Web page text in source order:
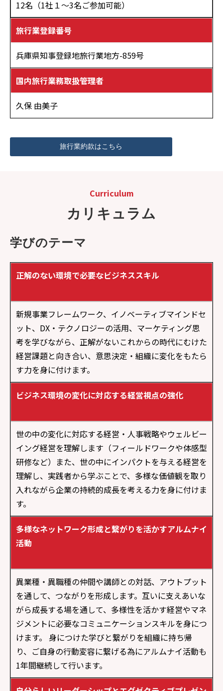
12名（1社１～3名ご参加可能）
旅行業登録番号
兵庫県知事登録地旅行業地方-859号
国内旅行業務取扱管理者
久保 由美子
旅行業約款はこちら
Curriculum
カリキュラム
学びのテーマ
正解のない環境で必要なビジネススキル
新規事業フレームワーク、イノベーティブマインドセ
ット、DX・テクノロジーの活用、マーケティング思
考を学びながら、正解がないこれからの時代にむけた
経営課題と向き合い、意思決定・組織に変化をもたら
す力を身に付けます。
ビジネス環境の変化に対応する経営視点の強化
世の中の変化に対応する経営・人事戦略やウェルビー
イング経営を理解します（フィールドワークや体感型
研修など）また、世の中にインパクトを与える経営を
理解し、実践者から学ぶことで、多様な価値観を取り
入れながら企業の持続的成長を考える力を身に付けま
す。
多様なネットワーク形成と繋がりを活かすアルムナイ
活動
異業種・異職種の仲間や講師との対話、アウトプット
を通して、つながりを形成します。互いに支えあいな
がら成長する場を通して、多様性を活かす経営やマネ
ジメントに必要なコミュニケーションスキルを身につ
けます。 身につけた学びと繋がりを組織に持ち帰
り、ご自身の行動変容に繋げる為にアルムナイ活動も
1年間継続して行います。